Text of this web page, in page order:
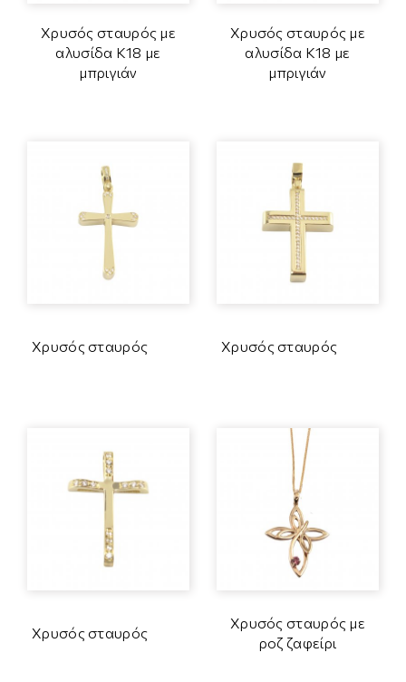
Χρυσός σταυρός με
αλυσίδα Κ18 με
μπριγιάν
Χρυσός σταυρός με
αλυσίδα Κ18 με
μπριγιάν
Χρυσός σταυρός Χρυσός σταυρός
Χρυσός σταυρός
Χρυσός σταυρός με
ροζ ζαφείρι